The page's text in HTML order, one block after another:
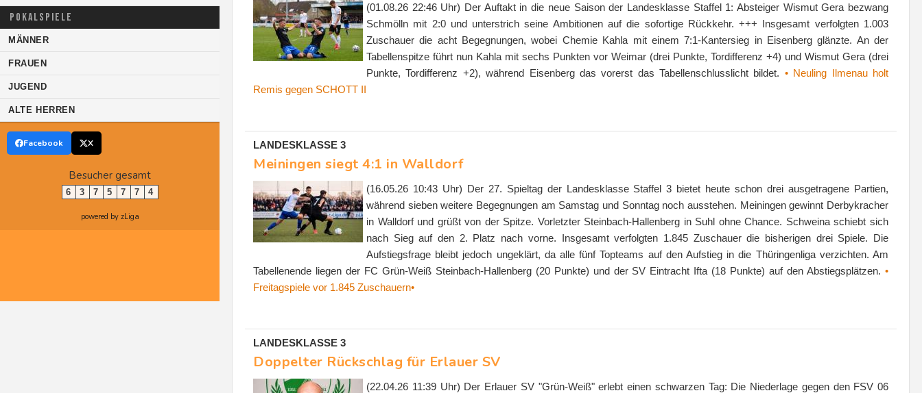
POKALSPIELE
MÄNNER
FRAUEN
JUGEND
ALTE HERREN
Facebook X
Besucher gesamt
6 3 7 5 7 7 4
powered by zLiga
(01.08.26 22:46 Uhr) Der Auftakt in die neue Saison der Landesklasse Staffel 1: Absteiger Wismut Gera bezwang
Schmölln mit 2:0 und unterstrich seine Ambitionen auf die sofortige Rückkehr. +++ Insgesamt verfolgten 1.003
Zuschauer die acht Begegnungen, wobei Chemie Kahla mit einem 7:1-Kantersieg in Eisenberg glänzte. An der
Tabellenspitze führt nun Kahla mit sechs Punkten vor Weimar (drei Punkte, Tordifferenz +4) und Wismut Gera (drei
Punkte, Tordifferenz +2), während Eisenberg das vorerst das Tabellenschlusslicht bildet. • Neuling Ilmenau holt
Remis gegen SCHOTT II
LANDESKLASSE 3
Meiningen siegt 4:1 in Walldorf
(16.05.26 10:43 Uhr) Der 27. Spieltag der Landesklasse Staffel 3 bietet heute schon drei ausgetragene Partien,
während sieben weitere Begegnungen am Samstag und Sonntag noch ausstehen. Meiningen gewinnt Derbykracher
in Walldorf und grüßt von der Spitze. Vorletzter Steinbach-Hallenberg in Suhl ohne Chance. Schweina schiebt sich
nach Sieg auf den 2. Platz nach vorne. Insgesamt verfolgten 1.845 Zuschauer die bisherigen drei Spiele. Die
Aufstiegsfrage bleibt jedoch ungeklärt, da alle fünf Topteams auf den Aufstieg in die Thüringenliga verzichten. Am
Tabellenende liegen der FC Grün-Weiß Steinbach-Hallenberg (20 Punkte) und der SV Eintracht Ifta (18 Punkte) auf den Abstiegsplätzen. •
Freitagspiele vor 1.845 Zuschauern•
LANDESKLASSE 3
Doppelter Rückschlag für Erlauer SV
(22.04.26 11:39 Uhr) Der Erlauer SV "Grün-Weiß" erlebt einen schwarzen Tag: Die Niederlage gegen den FSV 06